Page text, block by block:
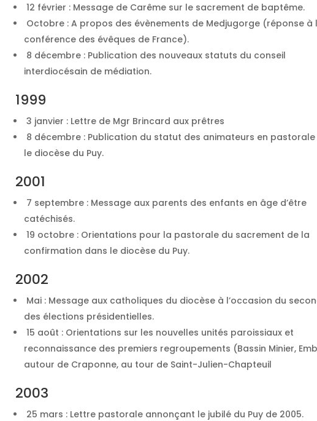
12 février : Message de Carême sur le sacrement de baptême.
Octobre : A propos des évènements de Medjugorge (réponse à
conférence des évêques de France).
8 décembre : Publication des nouveaux statuts du conseil
interdiocésain de médiation.
1999
3 janvier : Lettre de Mgr Brincard aux prêtres
8 décembre : Publication du statut des animateurs en
le diocèse du Puy.
2001
7 septembre : Message aux parents des enfants en âge d’être
catéchisés.
19 octobre : Orientations pour la pastorale du sacrement de la
confirmation dans le diocèse du Puy.
2002
Mai : Message aux catholiques du diocèse à l’occasion du
des élections présidentielles.
15 août : Orientations sur les nouvelles unités paroissiaux et
reconnaissance des premiers regroupements (Bassin Minier,
autour de Craponne, au tour de Saint-Julien-Chapteuil
2003
25 mars : Lettre pastorale annonçant le jubilé du Puy de 2005.